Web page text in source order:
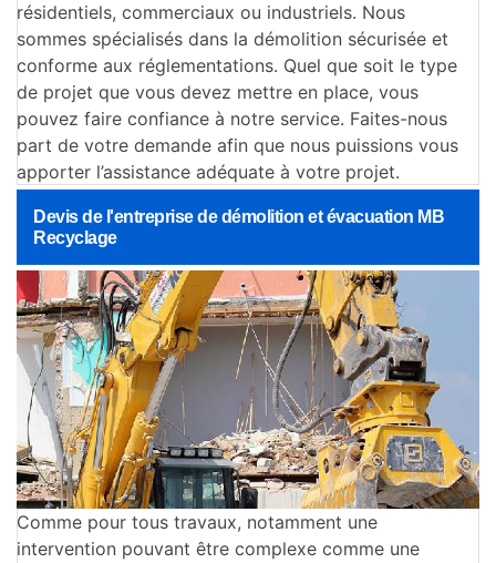
résidentiels, commerciaux ou industriels. Nous
sommes spécialisés dans la démolition sécurisée et
conforme aux réglementations. Quel que soit le type
de projet que vous devez mettre en place, vous
pouvez faire confiance à notre service. Faites-nous
part de votre demande afin que nous puissions vous
apporter l’assistance adéquate à votre projet.
Devis de l'entreprise de démolition et évacuation MB
Recyclage
Comme pour tous travaux, notamment une
intervention pouvant être complexe comme une